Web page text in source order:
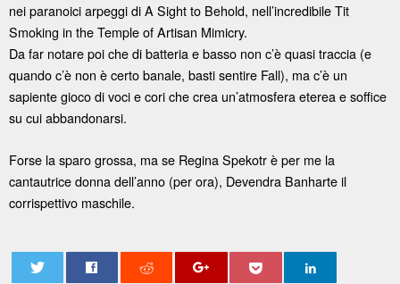
nei paranoici arpeggi di A Sight to Behold, nell’incredibile Tit
Smoking in the Temple of Artisan Mimicry.
Da far notare poi che di batteria e basso non c’è quasi traccia (e
quando c’è non è certo banale, basti sentire Fall), ma c’è un
sapiente gioco di voci e cori che crea un’atmosfera eterea e soffice
su cui abbandonarsi.
Forse la sparo grossa, ma se Regina Spekotr è per me la
cantautrice donna dell’anno (per ora), Devendra Banharte il
corrispettivo maschile.